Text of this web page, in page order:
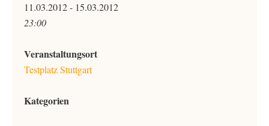
11.03.2012 - 15.03.2012
23:00
Veranstaltungsort
Testplatz Stuttgart
Kategorien